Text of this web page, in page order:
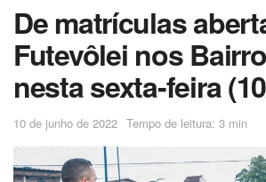
De matrículas
Futevôlei nos
nesta sexta-feira
10 de junho de 2022 Tempo de leitura: 3 min